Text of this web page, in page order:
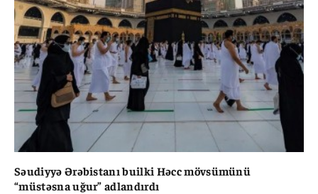
Səudiyyə Ərəbistanı builki Həcc mövsümünü
“müstəsna uğur” adlandırdı